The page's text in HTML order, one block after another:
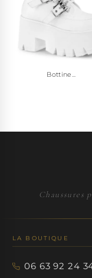
Bottine...
Chaussures
LA BOUTIQUE
06 63 92 24